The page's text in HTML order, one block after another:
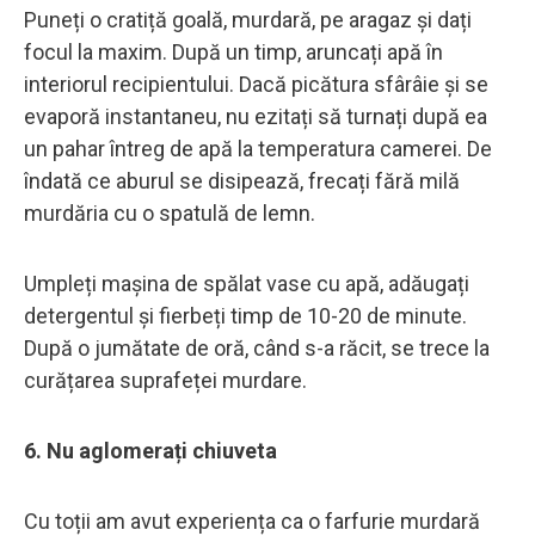
Puneți o cratiță goală, murdară, pe aragaz și dați
focul la maxim. După un timp, aruncați apă în
interiorul recipientului. Dacă picătura sfârâie și se
evaporă instantaneu, nu ezitați să turnați după ea
un pahar întreg de apă la temperatura camerei. De
îndată ce aburul se disipează, frecați fără milă
murdăria cu o spatulă de lemn.
Umpleți mașina de spălat vase cu apă, adăugați
detergentul și fierbeți timp de 10-20 de minute.
După o jumătate de oră, când s-a răcit, se trece la
curățarea suprafeței murdare.
6. Nu aglomerați chiuveta
Cu toții am avut experiența ca o farfurie murdară